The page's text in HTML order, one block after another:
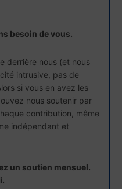
besoin de vous.
derrière nous (et nous
intrusive, pas de
si vous en avez les
nous soutenir par
contribution, même
indépendant et
un soutien mensuel.